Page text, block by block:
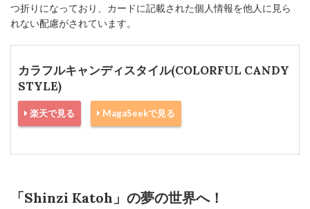
つ折りになっており、カードに記載された個人情報を他人に見ら
れない配慮がされています。
カラフルキャンディスタイル(COLORFUL CANDY
STYLE)
楽天で見る MagaSeekで見る
「Shinzi Katoh」の夢の世界へ！